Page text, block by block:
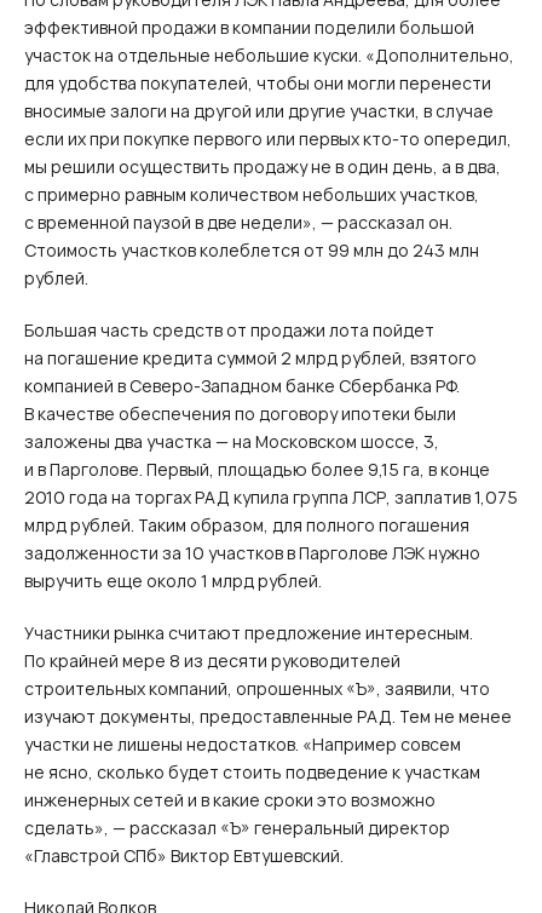
эффективной продажи в компании поделили большой
участок на отдельные небольшие куски. «Дополнительно,
для удобства покупателей, чтобы они могли перенести
вносимые залоги на другой или другие участки, в случае
если их при покупке первого или первых кто-то опередил,
мы решили осуществить продажу не в один день, а в два,
с примерно равным количеством небольших участков,
с временной паузой в две недели», — рассказал он.
Стоимость участков колеблется от 99 млн до 243 млн
рублей.
Большая часть средств от продажи лота пойдет
на погашение кредита суммой 2 млрд рублей, взятого
компанией в Северо-Западном банке Сбербанка РФ.
В качестве обеспечения по договору ипотеки были
заложены два участка — на Московском шоссе, 3,
и в Парголове. Первый, площадью более 9,15 га, в конце
2010 года на торгах РАД купила группа ЛСР, заплатив 1,075
млрд рублей. Таким образом, для полного погашения
задолженности за 10 участков в Парголове ЛЭК нужно
выручить еще около 1 млрд рублей.
Участники рынка считают предложение интересным.
По крайней мере 8 из десяти руководителей
строительных компаний, опрошенных «Ъ», заявили, что
изучают документы, предоставленные РАД. Тем не менее
участки не лишены недостатков. «Например совсем
не ясно, сколько будет стоить подведение к участкам
инженерных сетей и в какие сроки это возможно
сделать», — рассказал «Ъ» генеральный директор
«Главстрой СПб» Виктор Евтушевский.
Николай Волков